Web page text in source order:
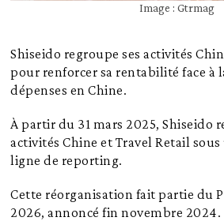
Image : Gtrmag
Shiseido regroupe ses activités
pour renforcer sa rentabilité face à
dépenses en Chine.
À partir du 31 mars 2025, Shiseido
activités Chine et Travel Retail
ligne de reporting.
Cette réorganisation fait partie du
2026, annoncé fin novembre 2024.